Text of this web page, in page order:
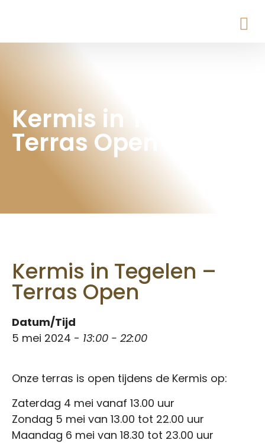
Kermis in Tegelen –
Terras Open
Kermis in Tegelen –
Terras Open
Datum/Tijd
5 mei 2024 - 13:00 - 22:00
Onze terras is open tijdens de Kermis op:
Zaterdag 4 mei vanaf 13.00 uur
Zondag 5 mei van 13.00 tot 22.00 uur
Maandag 6 mei van 18.30 tot 23.00 uur